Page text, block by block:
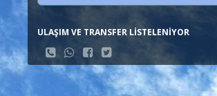
ULAŞIM VE TRANSFER LİSTELENİYOR